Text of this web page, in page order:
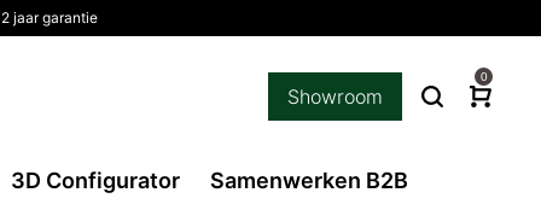
2 jaar garantie
Showroom
0
3D Configurator Samenwerken B2B